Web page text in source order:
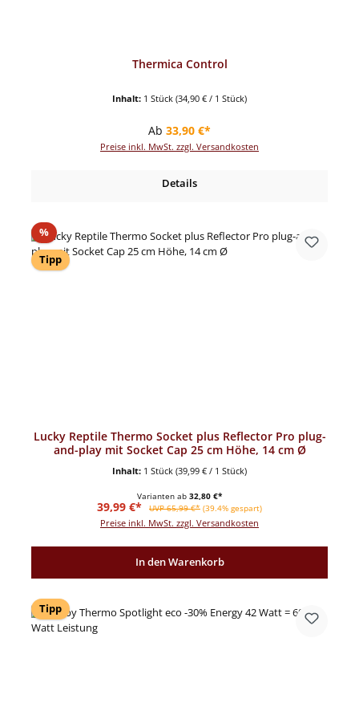
Thermica Control
Inhalt: 1 Stück (34,90 € / 1 Stück)
Regulärer Preis:
Ab 33,90 €*
Preise inkl. MwSt. zzgl. Versandkosten
Details
%Rabatt
Tipp
Lucky Reptile Thermo Socket plus Reflector Pro plug-
and-play mit Socket Cap 25 cm Höhe, 14 cm Ø
Inhalt: 1 Stück (39,99 € / 1 Stück)
Varianten ab 32,80 €*
Verkaufspreis:
39,99 €* Regulärer Preis:
UVP 65,99 €* (39.4% gespart)
Preise inkl. MwSt. zzgl. Versandkosten
In den Warenkorb
Tipp